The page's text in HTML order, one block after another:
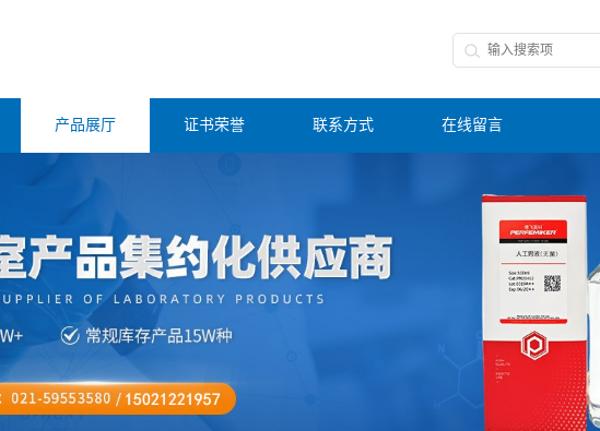
产品展厅 证书荣誉 联系方式 在线留言